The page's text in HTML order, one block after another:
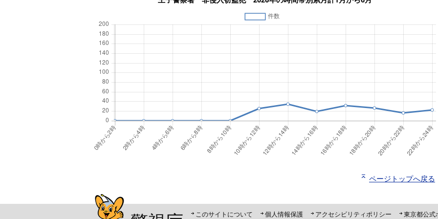
ページトップへ戻る
このサイトについて 個人情報保護 アクセシビリティポリシー 東京都公式